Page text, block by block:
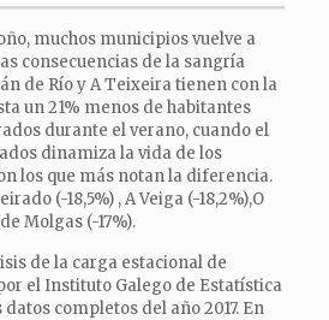
muchos municipios vuelve a
consecuencias de la sangría
de Río y A Teixeira tienen con la
un 21% menos de habitantes
durante el verano, cuando el
dinamiza la vida de los
los que más notan la diferencia.
(-18,5%) , A Veiga (-18,2%),O
Molgas (-17%).
de la carga estacional de
el Instituto Galego de Estatística
completos del año 2017. En